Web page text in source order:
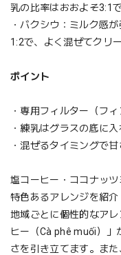
乳の比率はおおよそ3:1
・バクシウ：ミルク感
1:2で、よく混ぜてクリ
ポイント
・専用フィルター（フ
・練乳はグラスの底に
・混ぜるタイミングで
塩コーヒー・ココナッ
特色あるアレンジを紹介
地域ごとに個性的なア
ヒー（Cà phê muối）」
さを引き立てます。ま